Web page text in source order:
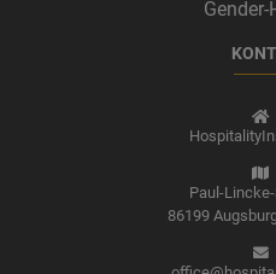
Paul-
86199